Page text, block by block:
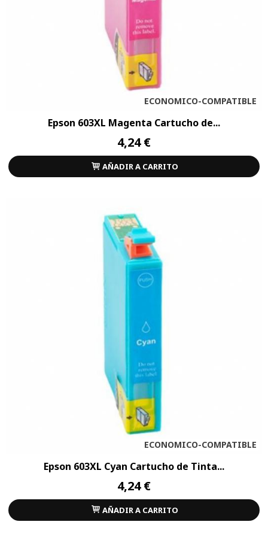
ECONOMICO-COMPATIBLE
Epson 603XL Magenta Cartucho de...
4,24 €
AÑADIR A CARRITO
ECONOMICO-COMPATIBLE
Epson 603XL Cyan Cartucho de Tinta...
4,24 €
AÑADIR A CARRITO